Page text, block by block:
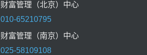
财富管理（北京）中心
010-65210795
财富管理（南京）中心
025-58109108